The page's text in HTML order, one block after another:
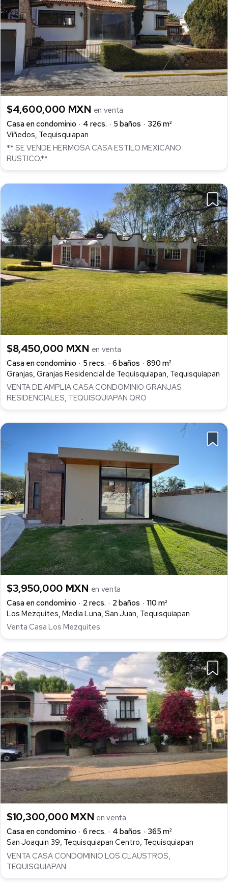
$4,600,000 MXN en venta
Casa en condominio
4 recs. 5 baños
326 m²
Viñedos, Tequisquiapan
** SE VENDE HERMOSA CASA ESTILO MEXICANO
RUSTICO.**
$8,450,000 MXN en venta
Casa en condominio
5 recs. 6 baños
890 m²
Granjas, Granjas Residencial de Tequisquiapan, Tequisquiapan
VENTA DE AMPLIA CASA CONDOMINIO GRANJAS
RESIDENCIALES, TEQUISQUIAPAN QRO
$3,950,000 MXN en venta
Casa en condominio
2 recs. 2 baños
110 m²
Los Mezquites, Media Luna, San Juan, Tequisquiapan
Venta Casa Los Mezquites
$10,300,000 MXN en venta
Casa en condominio
6 recs. 4 baños
365 m²
San Joaquin 39, Tequisquiapan Centro, Tequisquiapan
VENTA CASA CONDOMINIO LOS CLAUSTROS,
TEQUISQUIAPAN